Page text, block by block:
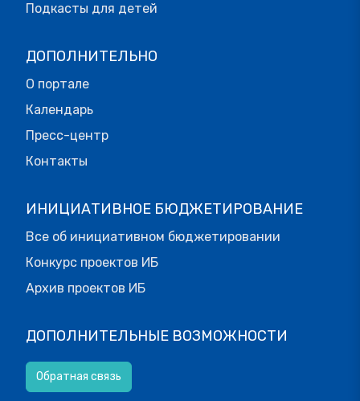
Подкасты для детей
ДОПОЛНИТЕЛЬНО
О портале
Календарь
Пресс-центр
Контакты
ИНИЦИАТИВНОЕ БЮДЖЕТИРОВАНИЕ
Все об инициативном бюджетировании
Конкурс проектов ИБ
Архив проектов ИБ
ДОПОЛНИТЕЛЬНЫЕ ВОЗМОЖНОСТИ
Обратная связь